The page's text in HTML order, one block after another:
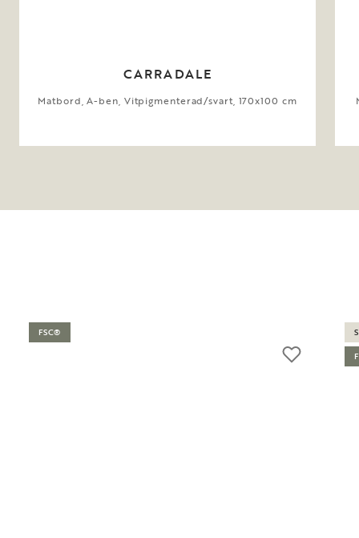
CARRADALE
Matbord, A-ben, Vitpigmenterad/svart, 170x100 cm
FSC®